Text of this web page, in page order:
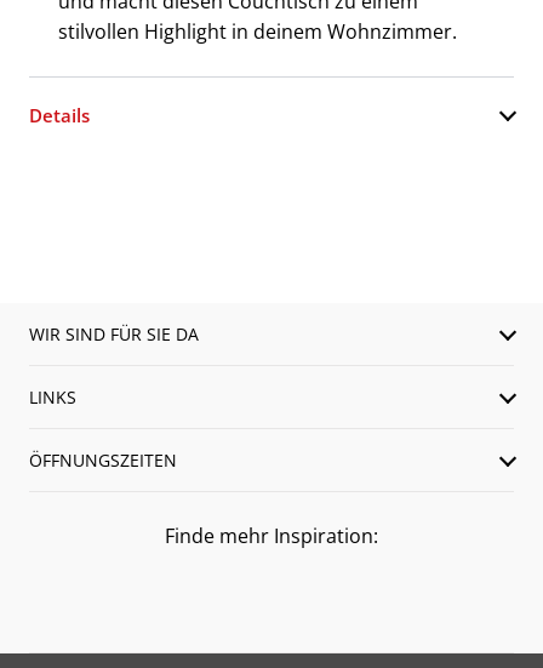
stilvollen Highlight in deinem Wohnzimmer.
Details
WIR SIND FÜR SIE DA
LINKS
ÖFFNUNGSZEITEN
Finde mehr Inspiration: